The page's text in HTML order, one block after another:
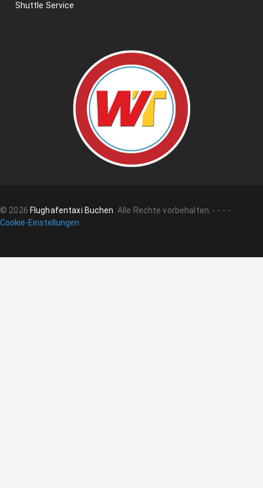
Shuttle Service
© 2026 Flughafentaxi Buchen. Alle Rechte vorbehalten. - - - -
Cookie-Einstellungen